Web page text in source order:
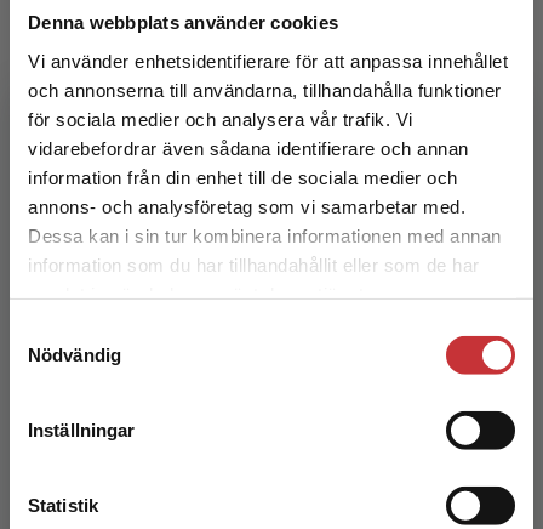
Denna webbplats använder cookies
Vi använder enhetsidentifierare för att anpassa innehållet
och annonserna till användarna, tillhandahålla funktioner
för sociala medier och analysera vår trafik. Vi
vidarebefordrar även sådana identifierare och annan
information från din enhet till de sociala medier och
annons- och analysföretag som vi samarbetar med.
Dessa kan i sin tur kombinera informationen med annan
information som du har tillhandahållit eller som de har
Nödvändig
Inställningar
Statistik
Begränsad fraktregion
Det verkar som att du besöker
studentlitteratur.se via en enhet utanför Sverige.
Vi erbjuder inte leveranser utanför Sverige. För
att kunna slutföra ett köp måste
Rehabiliteringsvetenskap
Landstad, B - Vinberg, S (red.)
276 krinkl. moms
Exkl. moms: 260 kr